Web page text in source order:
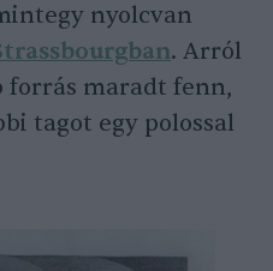
nyolcvan
. Arról
forrás maradt fenn,
tagot egy polossal